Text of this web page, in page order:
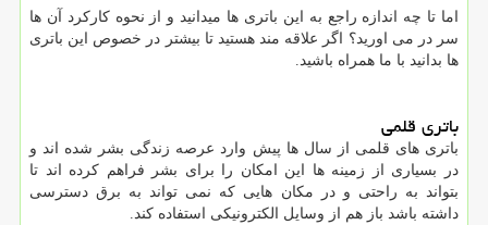
اما تا چه اندازه راجع به این باتری ها میدانید و از نحوه کارکرد آن ها
سر در می اورید؟ اگر علاقه مند هستید تا بیشتر در خصوص این باتری
ها بدانید با ما همراه باشید.
باتری قلمی
باتری های قلمی از سال ها پیش وارد عرصه زندگی بشر شده اند و
در بسیاری از زمینه ها این امکان را برای بشر فراهم کرده اند تا
بتواند به راحتی و در مکان هایی که نمی تواند به برق دسترسی
داشته باشد باز هم از وسایل الکترونیکی استفاده کند.